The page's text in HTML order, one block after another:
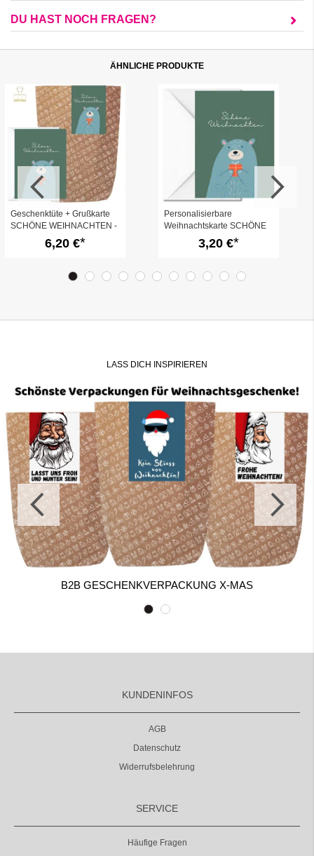
DU HAST NOCH FRAGEN?
ÄHNLICHE PRODUKTE
Geschenktüte + Grußkarte
SCHÖNE WEIHNACHTEN -
6,20 €
Personalisierbare
Weihnachtskarte SCHÖNE
WEIHNACHTEN - Bär
3,20 €
LASS DICH INSPIRIEREN
B2B GESCHENKVERPACKUNG X-MAS
KUNDENINFOS
AGB
Datenschutz
Widerrufsbelehrung
SERVICE
Häufige Fragen